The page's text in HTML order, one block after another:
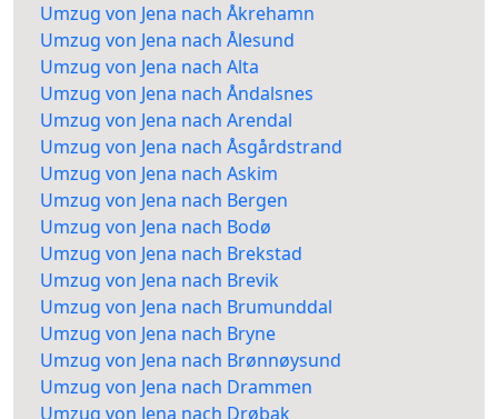
Umzug von Jena nach Åkrehamn
Umzug von Jena nach Ålesund
Umzug von Jena nach Alta
Umzug von Jena nach Åndalsnes
Umzug von Jena nach Arendal
Umzug von Jena nach Åsgårdstrand
Umzug von Jena nach Askim
Umzug von Jena nach Bergen
Umzug von Jena nach Bodø
Umzug von Jena nach Brekstad
Umzug von Jena nach Brevik
Umzug von Jena nach Brumunddal
Umzug von Jena nach Bryne
Umzug von Jena nach Brønnøysund
Umzug von Jena nach Drammen
Umzug von Jena nach Drøbak